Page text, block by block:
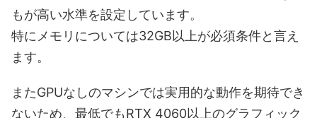
もが高い水準を設定しています。
特にメモリについては32GB以上が必須条件と言え
ます。
またGPUなしのマシンでは実用的な動作を期待でき
ないため、最低でもRTX 4060以上のグラフィック